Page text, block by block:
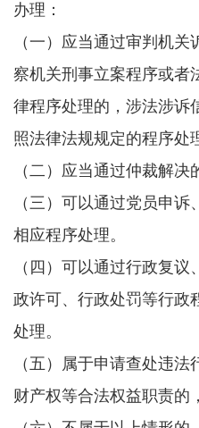
办理：
（一）应当通过审判机
察机关刑事立案程序或者
律程序处理的，涉法涉诉
照法律法规规定的程序处
（二）应当通过仲裁解决
（三）可以通过党员申
相应程序处理。
（四）可以通过行政复
政许可、行政处罚等行政
处理。
（五）属于申请查处违
财产权等合法权益职责的